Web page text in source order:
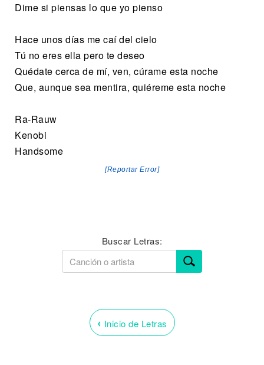
Dime si piensas lo que yo pienso
Hace unos días me caí del cielo
Tú no eres ella pero te deseo
Quédate cerca de mí, ven, cúrame esta noche
Que, aunque sea mentira, quiéreme esta noche
Ra-Rauw
Kenobi
Handsome
[Reportar Error]
Buscar Letras:
‹ Inicio de Letras